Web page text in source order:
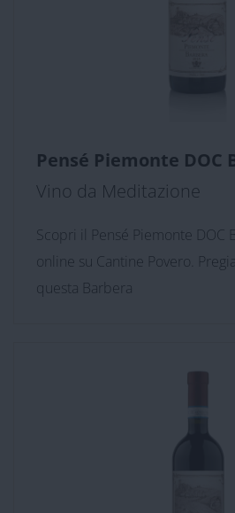
Pensé Piemonte DOC
Vino da Meditazione
Scopri il Pensé Piemonte DOC
online su Cantine Povero.
questa Barbera